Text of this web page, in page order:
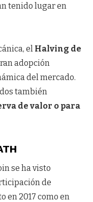
tenido lugar en
el Halving de
adopción
del mercado.
también
de valor o para
se ha visto
de
en 2017 como en